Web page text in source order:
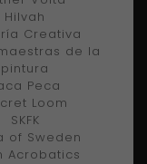
Hilvah
Creativa
de la
pintura
Peca
Loom
SKFK
of Sweden
Acrobatics